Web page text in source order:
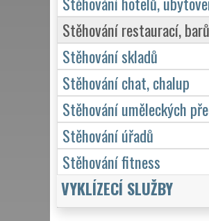
Stěhování restaurací, barů
Stěhování skladů
Stěhování chat, chalup
Stěhování uměleckých
Stěhování úřadů
Stěhování fitness
VYKLÍZECÍ SLUŽBY